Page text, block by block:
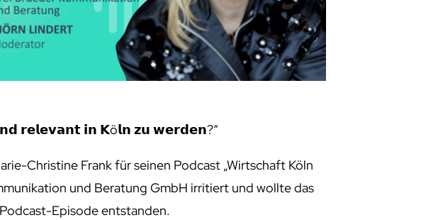
𝗿𝗲𝗹𝗲𝘃𝗮𝗻𝘁 𝗶𝗻 𝗞ö𝗹𝗻 𝘇𝘂 𝘄𝗲𝗿𝗱𝗲𝗻?“
Christine Frank für seinen Podcast „Wirtschaft Köln
und Beratung GmbH irritiert und wollte das
Episode entstanden.